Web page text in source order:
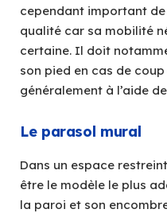
cependant important
qualité car sa mobilité
certaine. Il doit
son pied en cas de
généralement à l’aide
Le parasol mural
Dans un espace
être le modèle le plus
la paroi et son